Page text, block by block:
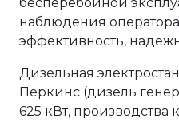
наблюдения
эффективность,
Дизельная
Перкинс (дизель
625 кВт,